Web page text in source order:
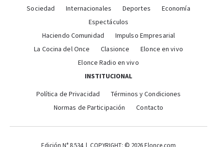
Sociedad
Internacionales Deportes
Economía
Espectáculos
Haciendo Comunidad
Impulso Empresarial
La Cocina del Once
Clasionce
Elonce en vivo
Elonce Radio en vivo
INSTITUCIONAL
Política de Privacidad
Términos y Condiciones
Normas de Participación
Contacto